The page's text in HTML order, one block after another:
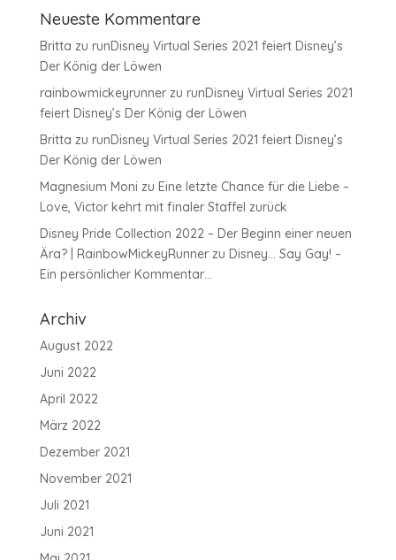
Neueste Kommentare
Britta zu runDisney Virtual Series 2021 feiert Disney’s
Der König der Löwen
rainbowmickeyrunnerzu runDisney Virtual Series 2021
feiert Disney’s Der König der Löwen
Britta zu runDisney Virtual Series 2021 feiert Disney’s
Der König der Löwen
Magnesium Moni zu Eine letzte Chance für die Liebe –
Love, Victor kehrt mit finaler Staffel zurück
Disney Pride Collection 2022 – Der Beginn einer neuen
Ära? | RainbowMickeyRunnerzu Disney… Say Gay! –
Ein persönlicher Kommentar…
Archiv
August 2022
Juni 2022
April 2022
März 2022
Dezember 2021
November 2021
Juli 2021
Juni 2021